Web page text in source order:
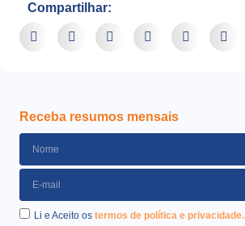
Compartilhar:
Receba resumos mensais
Li e Aceito os termos de política e privacidade.